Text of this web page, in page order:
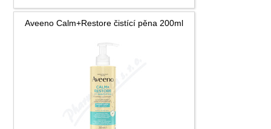
Aveeno Calm+Restore čistící pěna 200ml